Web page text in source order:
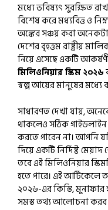
মধ্যে ভবিষ্যৎ সুরক্ষিত
বিশেষ করে মধ্যবিত্ত ও
অঙ্কের সঞ্চয় করা অনেকটা
দেশের বৃহত্তম রাষ্ট্রীয়
নিয়ে এসেছে একটি
মিলিওনিয়ার স্কিম ২০২৬
স্বল্প আয়ের মানুষের মধ্যে
সাধারণত দেখা যায়,
থাকলেও সঠিক গাইডলাইন
করতে পারেন না। আপনি
দিয়ে একটি নির্দিষ্ট
তবে এই মিলিওনিয়ার
হতে পারে। এই আর্টিকেলে
২০২৬-এর কিস্তি, মুনাফার
সমস্ত তথ্য আলোচনা